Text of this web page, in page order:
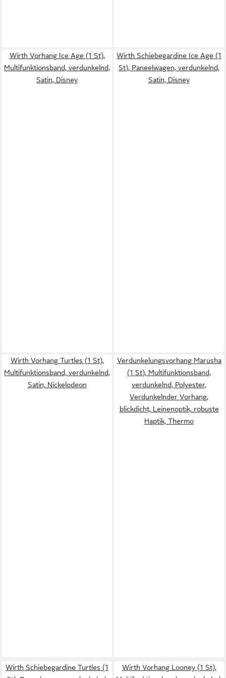
Wirth Vorhang Ice Age (1 St),
Multifunktionsband, verdunkelnd,
Satin, Disney
Wirth Schiebegardine Ice Age (1
St), Paneelwagen, verdunkelnd,
Satin, Disney
Wirth Vorhang Turtles (1 St),
Multifunktionsband, verdunkelnd,
Satin, Nickelodeon
Verdunkelungsvorhang Marusha
(1 St), Multifunktionsband,
verdunkelnd, Polyester,
Verdunkelnder Vorhang,
blickdicht, Leinenoptik, robuste
Haptik, Thermo
Wirth Schiebegardine Turtles (1
Wirth Vorhang Looney (1 St),